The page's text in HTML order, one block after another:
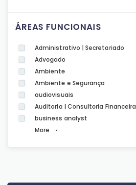
ÁREAS FUNCIONAIS
Administrativo | Secretariado
Advogado
Ambiente
Ambiente e Segurança
audiovisuais
Auditoria | Consultoria Financeira
business analyst
More